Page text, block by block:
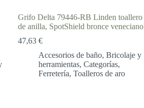
Grifo Delta 79446-RB Linden toallero
de anilla, SpotShield bronce veneciano
47,63 €
Accesorios de baño, Bricolaje y
herramientas, Categorías,
Ferretería, Toalleros de aro